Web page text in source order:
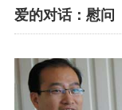
企业荣誉
公司历程
校园招聘
爱的对话：慰问